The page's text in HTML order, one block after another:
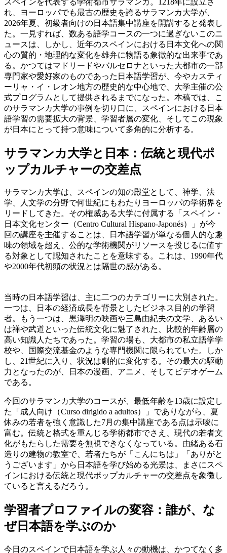
れ、ヨーロッパでも最古の歴史を誇るサラマンカ大学が、
2026年夏、初級者向けの日本語集中講座を開講すると発表し
た。一見すれば、数ある語学コースの一つに過ぎないこのニ
ュースは、しかし、近年のスペインにおける日本文化への関
心の質的・地理的な変化を雄弁に物語る象徴的な出来事であ
る。かつてはマドリードやバルセロナといった大都市の一部
専門家や愛好家のものであった日本語学習が、今やカスティ
ーリャ・イ・レオン地方の歴史的な中心地で、大学主催の公
式プログラムとして提供されるまでになった。本稿では、こ
のサラマンカ大学の事例を切り口に、スペインにおける日本
語学習の需要拡大の背景、学習者層の変化、そしてこの現象
が日本にとって持つ意味について多角的に分析する。
サラマンカ大学と日本：伝統と現代ポ
ップカルチャーの交差点
サラマンカ大学は、スペインの知の殿堂として、神学、法
学、人文学の分野で何世紀にもわたりヨーロッパの学術界を
リードしてきた。その権威ある大学に付属する「スペイン・
日本文化センター（Centro Cultural Hispano-Japonés）」が今
回の講座を主催することは、日本語学習が単なる個人的な趣
味の領域を超え、公的な学術機関がリソースを投じるに値す
る対象として認知されたことを意味する。これは、1990年代
や2000年代初頭の状況とは隔世の感がある。
当時の日本語学習は、主に二つのカテゴリーに大別された。
一つは、日本の経済成長を背景としたビジネス目的の学習
者。もう一つは、黒澤明の映画や三島由紀夫の文学、あるい
は禅や武道といった伝統文化に魅了された、比較的年齢層の
高い知識人たちであった。学習の場も、大都市の私立語学学
校や、国際交流基金のような専門機関に限られていた。しか
し、21世紀に入り、状況は劇的に変化する。その最大の駆動
力となったのが、日本の漫画、アニメ、そしてビデオゲーム
である。
今回のサラマンカ大学のコースが、最低年齢を13歳に設定し
た「成人向け（Curso dirigido a adultos）」でありながら、夏
休みの若者を強く意識した7月の集中講座である点は示唆に
富む。伝統と格式を重んじる学術都市でさえ、現代の若者文
化がもたらした需要を無視できなくなっている。由緒ある石
造りの建物の教室で、若者たちが「こんにちは」「ありがと
うございます」から日本語を学び始める光景は、まさにスペ
インにおける伝統と現代ポップカルチャーの交差点を象徴し
ていると言えるだろう。
学習者プロファイルの変容：誰が、な
ぜ日本語を学ぶのか
今日のスペインで日本語を学ぶ人々の動機は、かつてなく多